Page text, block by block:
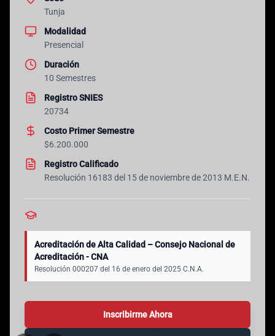
Tunja
Modalidad
Presencial
Duración
10 Semestres
Registro SNIES
20734
Costo Primer Semestre
$6.200.000
Registro Calificado
Resolución 16183 del 15 de noviembre de 2013 M.E.N.
Acreditación de Alta Calidad – Consejo Nacional de
Acreditación - CNA
Resolución 000207 del 16 de enero del 2025 C.N.A.
Inscribirme Ahora